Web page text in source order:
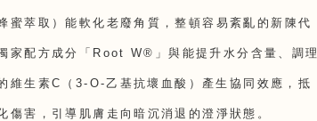
蜜萃取）能軟化老廢角質，整頓容易紊亂的新陳代
家配方成分「Root W®」與能提升水分含量、調理
維生素C（3-O-乙基抗壞血酸）產生協同效應，抵
傷害，引導肌膚走向暗沉消退的澄淨狀態。